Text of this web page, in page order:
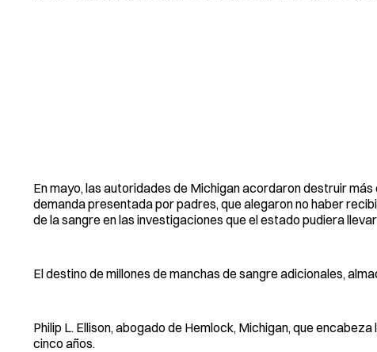
En mayo, las autoridades de Michigan acordaron destruir
demanda presentada por padres, que alegaron no haber
de la sangre en las investigaciones que el estado pudiera
El destino de millones de manchas de sangre adicionales,
Philip L. Ellison, abogado de Hemlock, Michigan, que
cinco años.